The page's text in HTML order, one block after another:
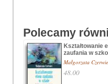
Polecamy
Kształtowanie
zaufania w
Małgorzata
48.00